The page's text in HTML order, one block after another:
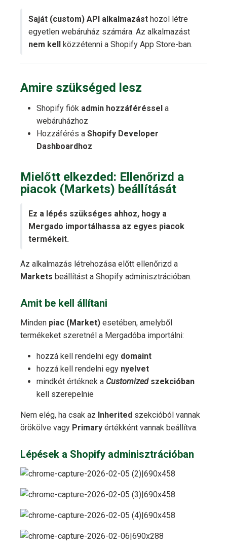
Saját (custom) API alkalmazást hozol létre
egyetlen webáruház számára. Az alkalmazást
nem kell
közzétenni a Shopify App Store-ban.
Amire szükséged lesz
Shopify fiók admin hozzáféréssel a
webáruházhoz
Hozzáférés a Shopify Developer
Dashboardhoz
Mielőtt elkezded: Ellenőrizd a
piacok (Markets) beállítását
Ez a lépés szükséges ahhoz, hogy a
Mergado importálhassa az egyes piacok
termékeit.
Az alkalmazás létrehozása előtt ellenőrizd a
Markets beállítást a Shopify adminisztrációban.
Amit be kell állítani
Minden piac (Market) esetében, amelyből
termékeket szeretnél a Mergadóba importálni:
hozzá kell rendelni egy domaint
hozzá kell rendelni egy nyelvet
mindkét értéknek a Customized szekcióban
kell szerepelnie
Nem elég, ha csak az Inherited szekcióból vannak
örökölve vagy Primary értékként vannak beállítva.
Lépések a Shopify adminisztrációban